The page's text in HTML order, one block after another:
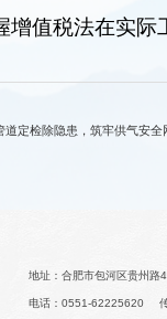
值税法在实
道定检除隐患，筑牢供气安全
地址：合肥市包河区贵州路
电话：0551-62225620